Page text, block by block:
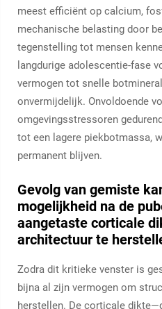
meest efficiënt op calcium,
mechanische belasting door
tegenstelling tot mensen
langdurige adolescentie-fase
vermogen tot snelle
onvermijdelijk. Onvoldoende
omgevingsstressoren
tot een lagere piekbotmassa,
permanent blijven.
Gevolg van gemiste
mogelijkheid na de
aangetaste corticale
architectuur te
Zodra dit kritieke venster is
bijna al zijn vermogen om
herstellen. De corticale